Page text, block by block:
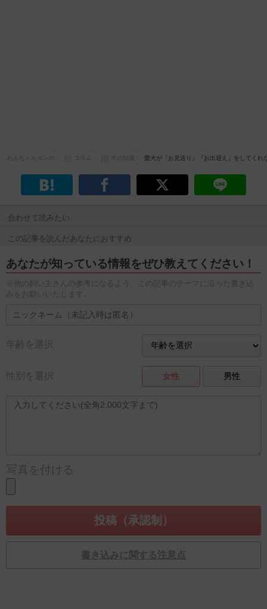
愛犬が『お見送り』『お出迎え』をしてく
合わせて読みたい
この記事を読んだあなたにおすすめ
あなたが知っている情報をぜひ教えてください！
※他の飼い主さんの参考になるよう、この記事のテーマに沿った書き込
みをお願いいたします。
年齢を選択
性別を選択 女性 男性
写真を付ける
書き込みに関する注意点